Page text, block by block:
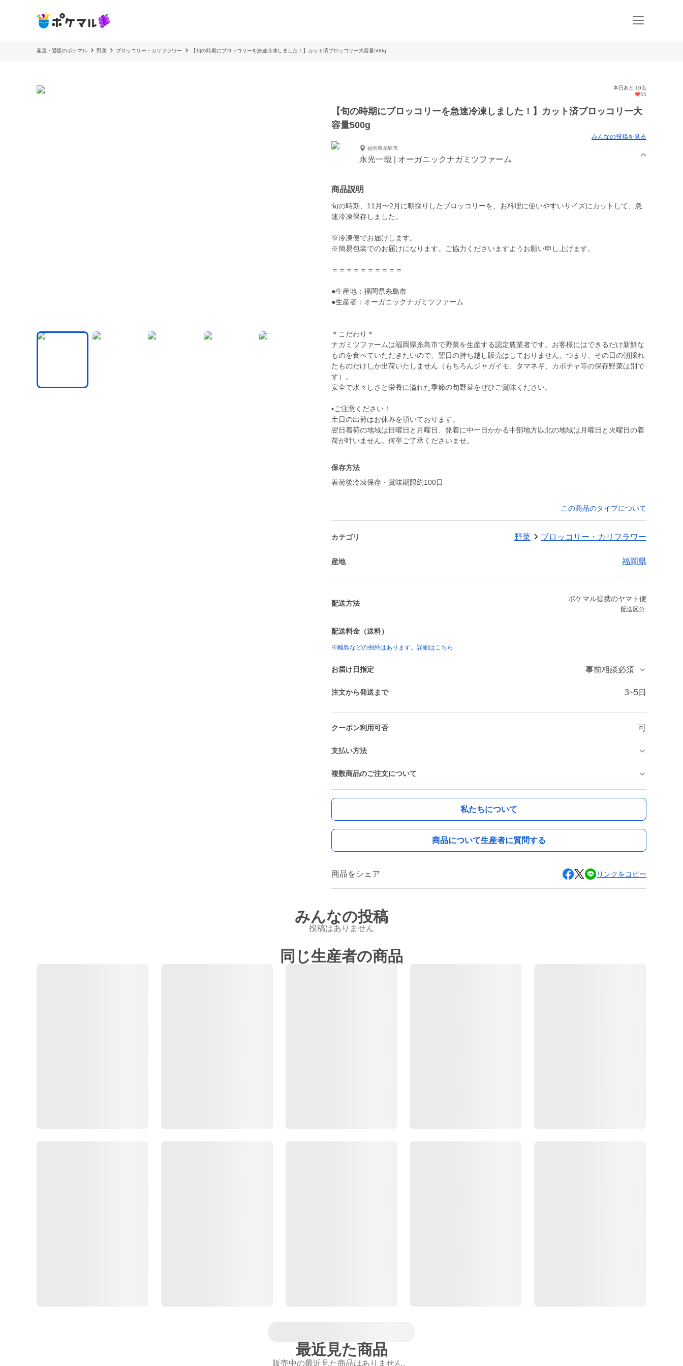
産直・通販のポケマル 野菜 ブロッコリー・カリフラワー 【旬の時期にブロッコリーを急速冷凍しました！】カット済ブロッコリー大容量500g
本日あと 10点
55
【旬の時期にブロッコリーを急速冷凍しました！】カット済ブロッコリー大
容量500g
みんなの投稿を見る
福岡県糸島市
永光一哉 | オーガニックナガミツファーム
商品説明
旬の時期、11月〜2月に朝採りしたブロッコリーを、お料理に使いやすいサイズにカットして、急
速冷凍保存しました。
※冷凍便でお届けします。
※簡易包装でのお届けになります。ご協力くださいますようお願い申し上げます。
＝＝＝＝＝＝＝＝＝＝
●生産地：福岡県糸島市
●生産者：オーガニックナガミツファーム
＊こだわり＊
ナガミツファームは福岡県糸島市で野菜を生産する認定農業者です。お客様にはできるだけ新鮮な
ものを食べていただきたいので、翌日の持ち越し販売はしておりません。つまり、その日の朝採れ
たものだけしか出荷いたしません（もちろんジャガイモ、タマネギ、カボチャ等の保存野菜は別で
す）。
安全で水々しさと栄養に溢れた季節の旬野菜をぜひご賞味ください。
▪️ご注意ください！
土日の出荷はお休みを頂いております。
翌日着荷の地域は日曜日と月曜日、発着に中一日かかる中部地方以北の地域は月曜日と火曜日の着
荷が叶いません。何卒ご了承くださいませ。
保存方法
着荷後冷凍保存・賞味期限約100日
この商品のタイプについて
カテゴリ 野菜 ブロッコリー・カリフラワー
産地 福岡県
配送方法
ポケマル提携のヤマト便
配送区分:
配送料金（送料）
※離島などの例外はあります。詳細はこちら
お届け日指定 事前相談必須
注文から発送まで 3~5日
クーポン利用可否 可
支払い方法
複数商品のご注文について
私たちについて
商品について生産者に質問する
商品をシェア リンクをコピー
みんなの投稿
投稿はありません
同じ生産者の商品
最近見た商品
販売中の最近見た商品はありません。